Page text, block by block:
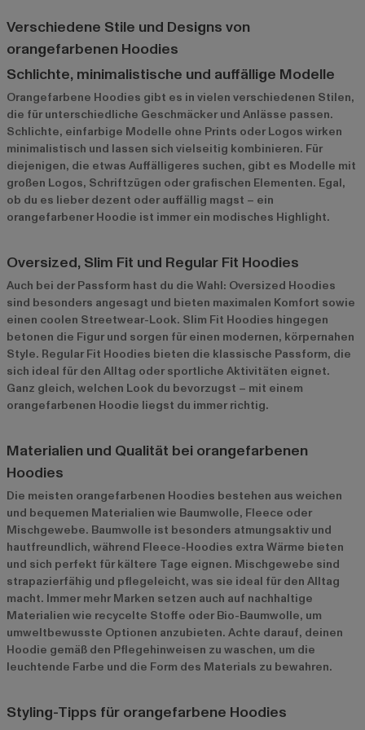
Verschiedene Stile und Designs von
orangefarbenen Hoodies
Schlichte, minimalistische und auffällige Modelle
Orangefarbene Hoodies gibt es in vielen verschiedenen Stilen,
die für unterschiedliche Geschmäcker und Anlässe passen.
Schlichte, einfarbige Modelle ohne Prints oder Logos wirken
minimalistisch und lassen sich vielseitig kombinieren. Für
diejenigen, die etwas Auffälligeres suchen, gibt es Modelle mit
großen Logos, Schriftzügen oder grafischen Elementen. Egal,
ob du es lieber dezent oder auffällig magst – ein
orangefarbener Hoodie ist immer ein modisches Highlight.
Oversized, Slim Fit und Regular Fit Hoodies
Auch bei der Passform hast du die Wahl: Oversized Hoodies
sind besonders angesagt und bieten maximalen Komfort sowie
einen coolen Streetwear-Look. Slim Fit Hoodies hingegen
betonen die Figur und sorgen für einen modernen, körpernahen
Style. Regular Fit Hoodies bieten die klassische Passform, die
sich ideal für den Alltag oder sportliche Aktivitäten eignet.
Ganz gleich, welchen Look du bevorzugst – mit einem
orangefarbenen Hoodie liegst du immer richtig.
Materialien und Qualität bei orangefarbenen
Hoodies
Die meisten orangefarbenen Hoodies bestehen aus weichen
und bequemen Materialien wie Baumwolle, Fleece oder
Mischgewebe. Baumwolle ist besonders atmungsaktiv und
hautfreundlich, während Fleece-Hoodies extra Wärme bieten
und sich perfekt für kältere Tage eignen. Mischgewebe sind
strapazierfähig und pflegeleicht, was sie ideal für den Alltag
macht. Immer mehr Marken setzen auch auf nachhaltige
Materialien wie recycelte Stoffe oder Bio-Baumwolle, um
umweltbewusste Optionen anzubieten. Achte darauf, deinen
Hoodie gemäß den Pflegehinweisen zu waschen, um die
leuchtende Farbe und die Form des Materials zu bewahren.
Styling-Tipps für orangefarbene Hoodies